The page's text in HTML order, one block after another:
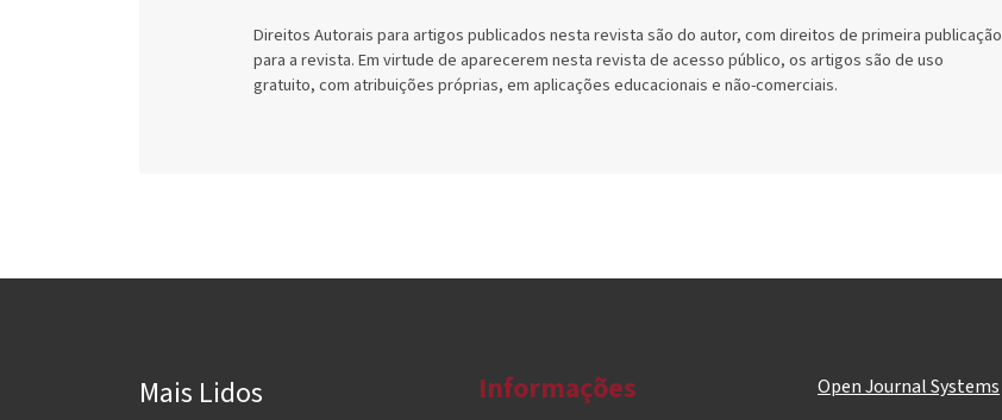
Direitos Autorais para artigos publicados nesta revista são do autor, com direitos de primeira publicação
para a revista. Em virtude de aparecerem nesta revista de acesso público, os artigos são de uso
gratuito, com atribuições próprias, em aplicações educacionais e não-comerciais.
Mais Lidos Informações Open Journal Systems